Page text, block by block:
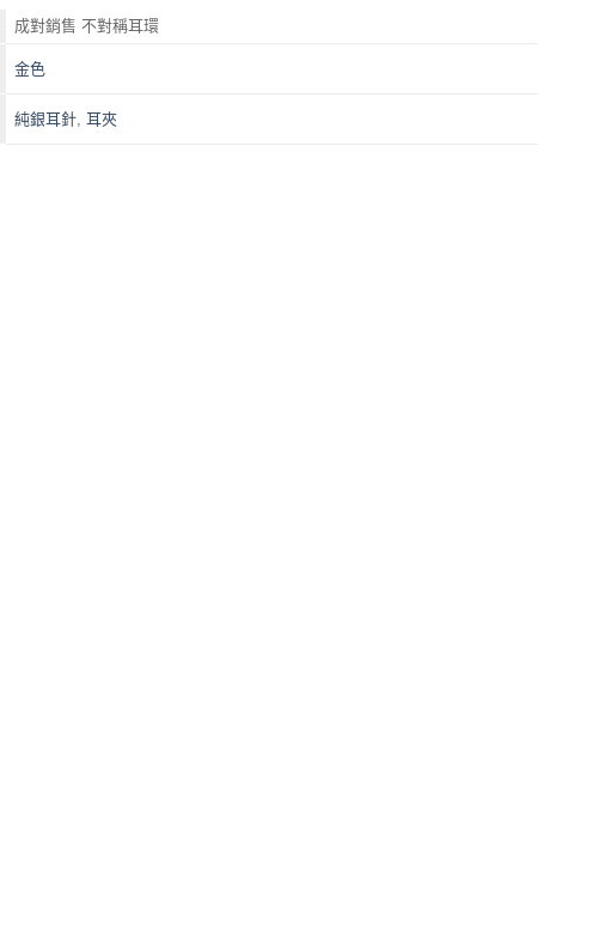
成對銷售 不對稱耳環
金色
純銀耳針, 耳夾